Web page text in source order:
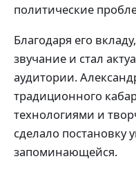
политические
Благодаря его
звучание и стал
аудитории.
традиционного
технологиями и
сделало постановку
запоминающейся.